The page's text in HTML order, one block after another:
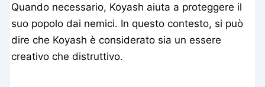
Quando necessario, Koyash aiuta a proteggere il
suo popolo dai nemici. In questo contesto, si può
dire che Koyash è considerato sia un essere
creativo che distruttivo.